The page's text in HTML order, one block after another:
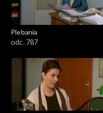
Plebania
odc. 787